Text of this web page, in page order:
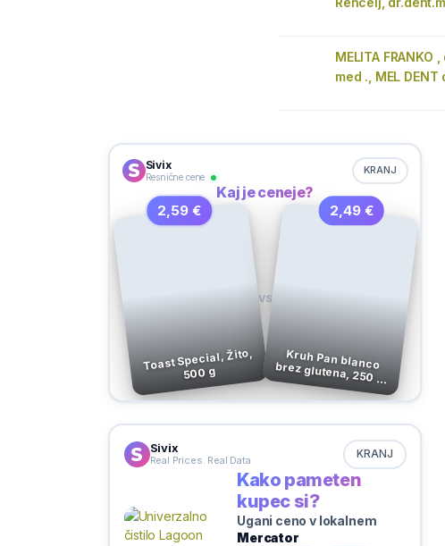
MELITA FRANKO
med ., MEL DENT
Sivix
Resnične cene
KRANJ
Kaj je ceneje?
2,59 €
Toast Special, Žito,
500 g
VS
2,49 €
Kruh Pan blanco brez glutena, 250 g,
Schär
Sivix
Real Prices. Real Data KRANJ
Kako pameten
kupec si?
Ugani ceno v lokalnem
Mercator